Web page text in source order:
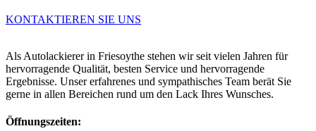
KONTAKTIEREN SIE UNS
Als Autolackierer in Friesoythe stehen wir seit vielen Jahren für
hervorragende Qualität, besten Service und hervorragende
Ergebnisse. Unser erfahrenes und sympathisches Team berät Sie
gerne in allen Bereichen rund um den Lack Ihres Wunsches.
Öffnungszeiten: